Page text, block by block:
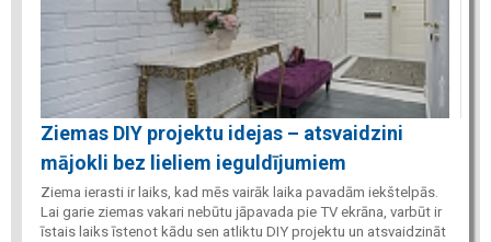
Ziemas DIY projektu idejas – atsvaidzini
mājokli bez lieliem ieguldījumiem
Ziema ierasti ir laiks, kad mēs vairāk laika pavadām iekštelpās.
Lai garie ziemas vakari nebūtu jāpavada pie TV ekrāna, varbūt ir
īstais laiks īstenot kādu sen atliktu DIY projektu un atsvaidzināt